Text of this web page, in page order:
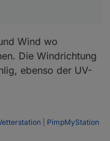
Wind wo
Die Windrichtung
ebenso der UV-
PimpMyStation